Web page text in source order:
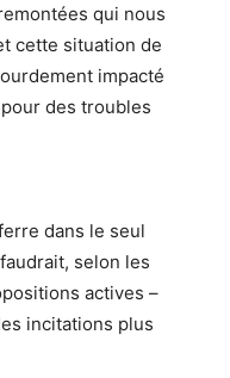
qui nous
cette situation de
impacté
des troubles
dans le seul
selon les
actives –
incitations plus